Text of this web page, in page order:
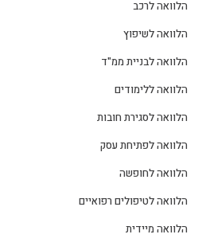
הלוואה לרכב
הלוואה לשיפוץ
הלוואה לבניית ממ"ד
הלוואה ללימודים
הלוואה לסגירת חובות
הלוואה לפתיחת עסק
הלוואה לחופשה
הלוואה לטיפולים רפואיים
הלוואה מיידית